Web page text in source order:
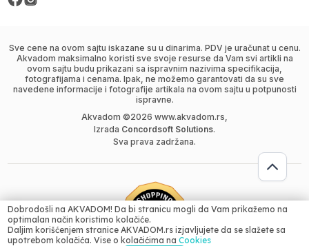
Dodaj u korpu
Sve cene na ovom sajtu iskazane su u dinarima. PDV je uračunat u cenu.
Akvadom maksimalno koristi sve svoje resurse da Vam svi artikli na
ovom sajtu budu prikazani sa ispravnim nazivima specifikacija,
fotografijama i cenama. Ipak, ne možemo garantovati da su sve
navedene informacije i fotografije artikala na ovom sajtu u potpunosti
ispravne.
Akvadom ©2026 www.akvadom.rs,
Izrada Concordsoft Solutions.
Sva prava zadržana.
Dobrodošli na AKVADOM! Da bi stranicu mogli da Vam prikažemo na
optimalan način koristimo kolačiće.
Daljim korišćenjem stranice AKVADOM.rs izjavljujete da se slažete sa
upotrebom kolačića. Vise o kolačićima naCookies